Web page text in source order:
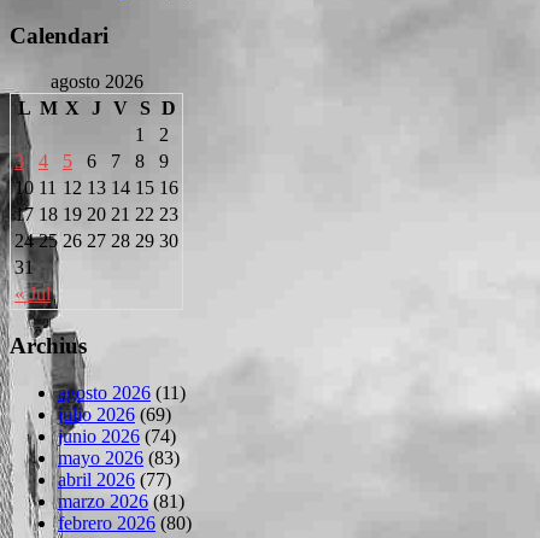
Calendari
agosto 2026
L M X J V S D
« Jul
1
2
3
4 5 6 7 8
9
10 11 12 13 14 15 16
17 18 19 20 21 22 23
24 25 26 27 28 29 30
31
Archius
agosto 2026 (11)
julio 2026 (69)
junio 2026 (74)
mayo 2026 (83)
abril 2026 (77)
marzo 2026 (81)
febrero 2026 (80)